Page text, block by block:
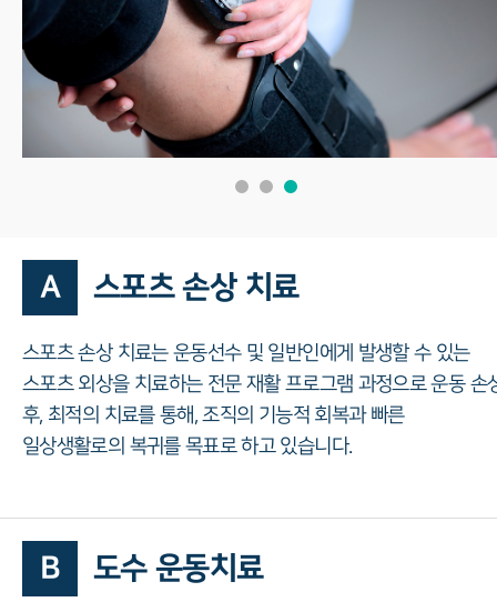
A 스포츠 손상 치료
스포츠 손상 치료는 운동선수 및 일반인에게 발생할 수 있는
스포츠 외상을 치료하는 전문 재활 프로그램 과정으로 운동 손
후, 최적의 치료를 통해, 조직의 기능적 회복과 빠른
일상생활로의 복귀를 목표로 하고 있습니다.
B 도수 운동치료